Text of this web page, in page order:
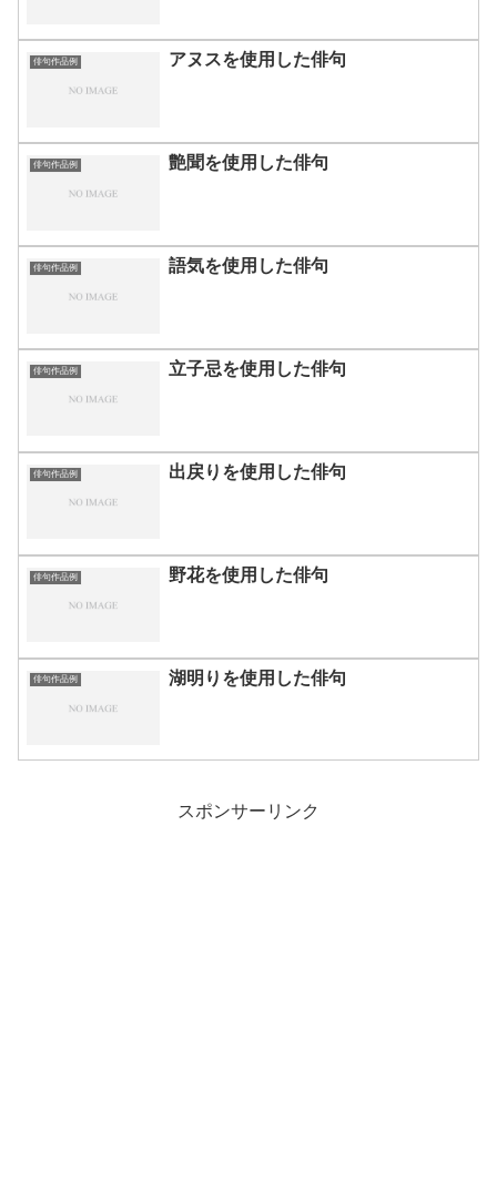
俳句作品例 アヌスを使用した俳句
俳句作品例 艶聞を使用した俳句
俳句作品例 語気を使用した俳句
俳句作品例 立子忌を使用した俳句
俳句作品例 出戻りを使用した俳句
俳句作品例 野花を使用した俳句
俳句作品例 湖明りを使用した俳句
スポンサーリンク